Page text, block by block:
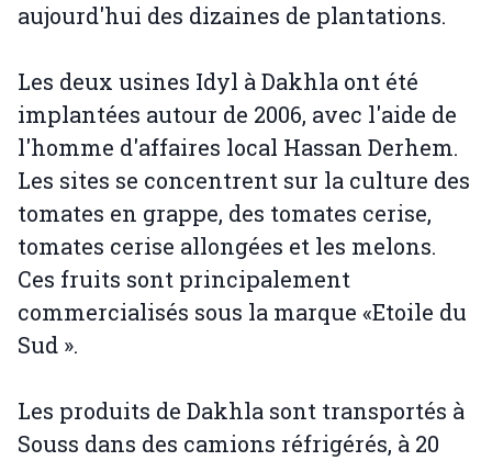
aujourd'hui des dizaines de plantations.
Les deux usines Idyl à Dakhla ont été
implantées autour de 2006, avec l'aide de
l'homme d'affaires local Hassan Derhem.
Les sites se concentrent sur la culture des
tomates en grappe, des tomates cerise,
tomates cerise allongées et les melons.
Ces fruits sont principalement
commercialisés sous la marque «Etoile du
Sud ».
Les produits de Dakhla sont transportés à
Souss dans des camions réfrigérés, à 20